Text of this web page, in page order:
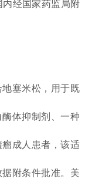
经国家药监局附
塞米松，用于既
体抑制剂、一种
成人患者，该适
附条件批准。美